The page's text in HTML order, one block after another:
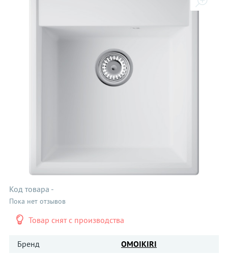
Код товара -
Пока нет отзывов
Товар снят с производства
Бренд
OMOIKIRI